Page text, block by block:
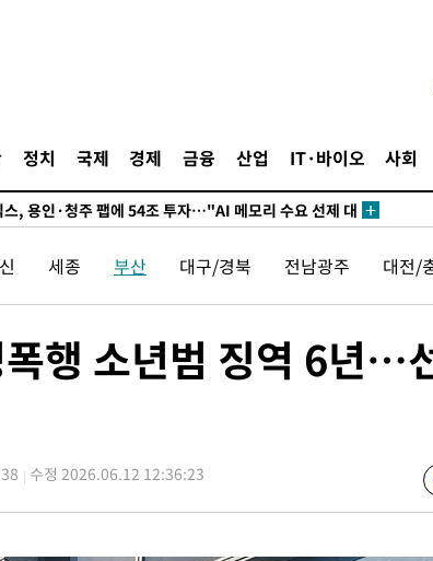
정치 국제 경제 금융 산업 IT·바이오 사회
폭 하락"…수도권 폭염중대경보, 폭염경보로 하향
통령, '호우피해' 안동·의성 관할 4개 면 특별재난지역
도 찜통더위…곳곳 소나기·강원 많은 비[내일날씨]
재영·이다영 자매, 아제르바이잔 투란VC 입단
닥, 2.86포인트(0.36%) 내린 798.81마감
피, 6200선 약보합…0.60% 내린 6258.77에 마쳐
서 40.1도 관측…서울, 2018년 이후 첫 40도
리화위원회 부위원장에 김태유 서울대 공대 교수…이
윤리위, '돌려차기 발언' 진종오·서범수 징계 절차 개시
세종 부산 대구/경북 전남광주 대전/
행 소년범 징역 6년…
수정 2026.06.12 12:36:23